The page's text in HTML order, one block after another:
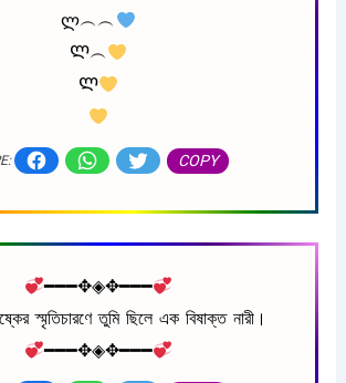
ლ︵︵
Ლ︵
Ლ
COPY
━━━✥◈✥━━━
স্মৃতিচারণে তুমি ছিলে এক বিষাক্ত নারী।
━━━✥◈✥━━━